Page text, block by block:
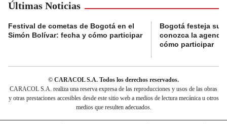
Últimas Noticias
Festival de cometas de Bogotá en el
Simón Bolívar: fecha y cómo participar
Bogotá festeja su
conozca la
cómo participar
© CARACOL S.A. Todos los derechos reservados.
CARACOL S.A. realiza una reserva expresa de las reproducciones y usos de las obras
y otras prestaciones accesibles desde este sitio web a medios de lectura mecánica u otros
medios que resulten adecuados.